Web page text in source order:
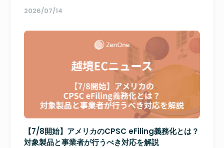
2026/07/14
【7/8開始】アメリカのCPSC eFiling義務化とは？
対象製品と事業者が行うべき対応を解説